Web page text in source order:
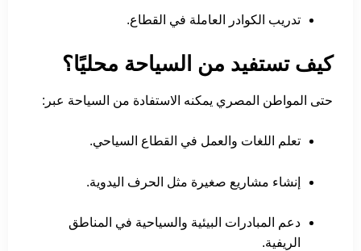
تدريب الكوادر العاملة في القطاع.
كيف تستفيد من السياحة محليًا؟
حتى المواطن المصري يمكنه الاستفادة من السياحة عبر:
تعلم اللغات والعمل في القطاع السياحي.
إنشاء مشاريع صغيرة مثل الحرف اليدوية.
دعم المبادرات البيئية والسياحية في المناطق
الريفية.